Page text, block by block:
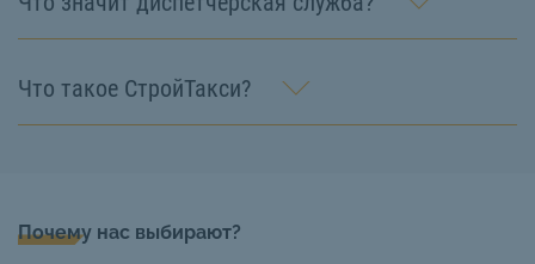
Что такое СтройТакси?
Почему нас выбирают?